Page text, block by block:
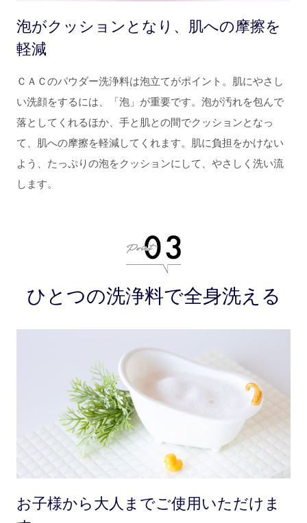
泡がクッションとなり、肌への摩擦を
軽減
ＣＡＣのパウダー洗浄料は泡立てがポイント。肌にやさし
い洗顔をするには、「泡」が重要です。泡が汚れを包んで
落としてくれるほか、手と肌との間でクッションとなっ
て、肌への摩擦を軽減してくれます。肌に負担をかけない
よう、たっぷりの泡をクッションにして、やさしく洗い流
します。
ひとつの洗浄料で全身洗える
お子様から大人までご使用いただけま